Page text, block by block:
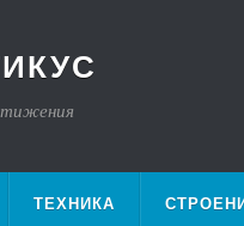
ТЕХНИКА